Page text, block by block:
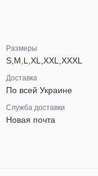
Размеры
S,M,L,XL,XXL,XXXL
Доставка
По всей Украине
Служба доставки
Новая почта